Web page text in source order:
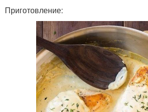
Приготовление: